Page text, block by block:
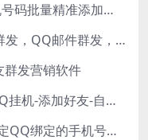
虎妞微信自动加好友导入手机号码批量精准添加客户售营销软件微商工具
伯勒邮件群发机破解版-邮件群发，QQ邮件群发，邮件群发软件，伯乐邮件群发工具，邮件群发器
发营销软件
虎妞QQ营销软件-批量登录QQ挂机-添加好友-自动加群-群发消息-临时会话
虎妞QQ号归属地批量查询指定QQ绑定的手机号软件